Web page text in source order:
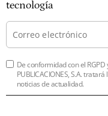
tecnología
De conformidad con el RGPD
PUBLICACIONES, S.A.
noticias de actualidad.